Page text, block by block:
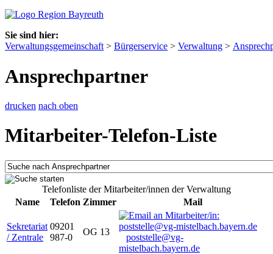
Sie sind hier:
Verwaltungsgemeinschaft > Bürgerservice > Verwaltung >
Ansprechpartner
drucken nach oben
Mitarbeiter-Telefon-Liste
Telefonliste der Mitarbeiter/innen der Verwaltung
Name
Telefon Zimmer Mail
Sekretariat
/ Zentrale
09201
987-0
OG 13
poststelle@vg-
mistelbach.bayern.de